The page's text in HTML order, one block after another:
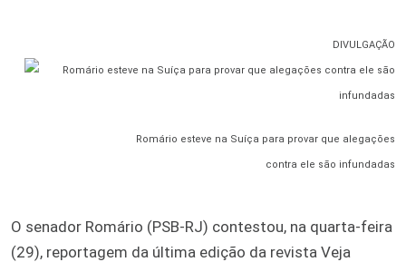
DIVULGAÇÃO
Romário esteve na Suíça para provar que alegações
contra ele são infundadas
O senador Romário (PSB-RJ) contestou, na quarta-feira
(29), reportagem da última edição da revista Veja